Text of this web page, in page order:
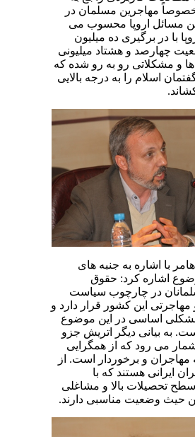
مهاجرین مسلمان در
مسائل اروپا محسوب می
با در برگیری ده میلیون
چهارصد و هشتاد میلیونی
و مشکلاتی رو به رو شده که
اسلام را به درجه بالایی
با اشاره به جنبه های
اشاره کرد: حقوق
در چارچوب سیاست
این کشور قرار دارد و
اساسی در این موضوع
به بیانی دیگر اتریش جزو
می رود که از همگرایی
مهاجران و برخوردار است. از
ایرانی هستند که با
تحصیلات بالا و مشاغلی
حیث وضعیت مناسبی دارند.